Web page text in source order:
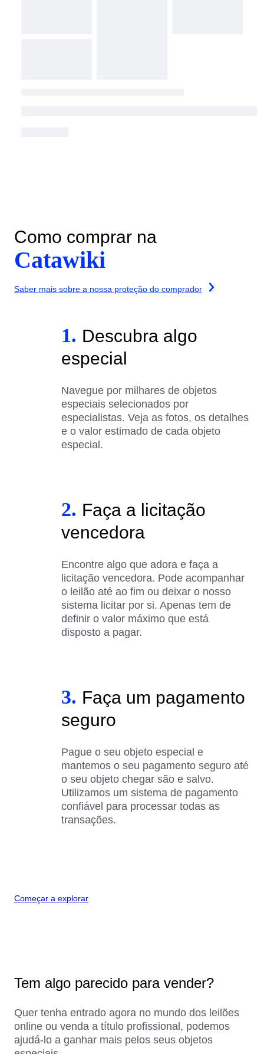
Como comprar na
Catawiki
Saber mais sobre a nossa proteção do comprador
1. Descubra algo
especial
Navegue por milhares de objetos
especiais selecionados por
especialistas. Veja as fotos, os detalhes
e o valor estimado de cada objeto
especial.
2. Faça a licitação
vencedora
Encontre algo que adora e faça a
licitação vencedora. Pode acompanhar
o leilão até ao fim ou deixar o nosso
sistema licitar por si. Apenas tem de
definir o valor máximo que está
disposto a pagar.
3. Faça um pagamento
seguro
Pague o seu objeto especial e
mantemos o seu pagamento seguro até
o seu objeto chegar são e salvo.
Utilizamos um sistema de pagamento
confiável para processar todas as
transações.
Começar a explorar
Tem algo parecido para vender?
Quer tenha entrado agora no mundo dos leilões
online ou venda a título profissional, podemos
ajudá-lo a ganhar mais pelos seus objetos